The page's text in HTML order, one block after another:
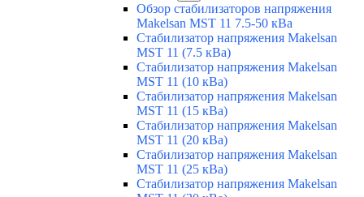
Обзор стабилизаторов напряжения
Makelsan MST 11 7.5-50 кВа
Стабилизатор напряжения Makelsan
MST 11 (7.5 кВа)
Стабилизатор напряжения Makelsan
MST 11 (10 кВа)
Стабилизатор напряжения Makelsan
MST 11 (15 кВа)
Стабилизатор напряжения Makelsan
MST 11 (20 кВа)
Стабилизатор напряжения Makelsan
MST 11 (25 кВа)
Стабилизатор напряжения Makelsan